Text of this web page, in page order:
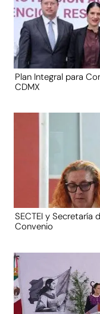
Plan Integral para
CDMX
SECTEI y Secretaría
Convenio